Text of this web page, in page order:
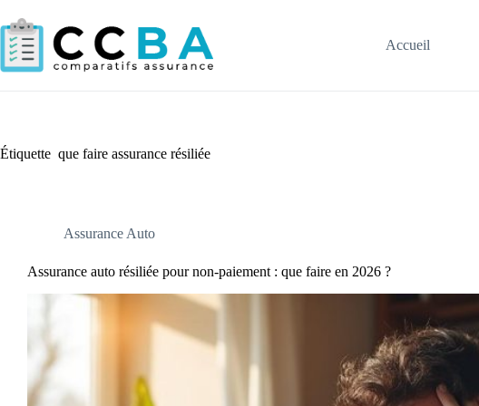
au
contenu
Accueil
Étiquette que faire assurance résiliée
Assurance Auto
Assurance auto résiliée pour non-paiement : que faire en 2026 ?